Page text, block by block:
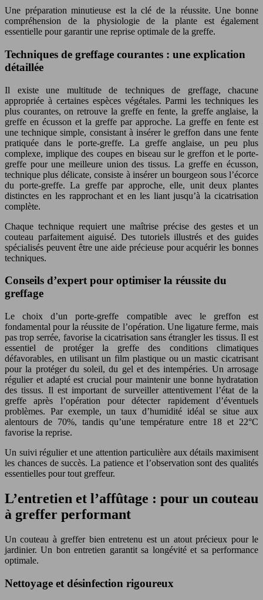
Une préparation minutieuse est la clé de la réussite. Une bonne
compréhension de la physiologie de la plante est également
essentielle pour garantir une reprise optimale de la greffe.
Techniques de greffage courantes : une explication
détaillée
Il existe une multitude de techniques de greffage, chacune
appropriée à certaines espèces végétales. Parmi les techniques les
plus courantes, on retrouve la greffe en fente, la greffe anglaise, la
greffe en écusson et la greffe par approche. La greffe en fente est
une technique simple, consistant à insérer le greffon dans une fente
pratiquée dans le porte-greffe. La greffe anglaise, un peu plus
complexe, implique des coupes en biseau sur le greffon et le porte-
greffe pour une meilleure union des tissus. La greffe en écusson,
technique plus délicate, consiste à insérer un bourgeon sous l’écorce
du porte-greffe. La greffe par approche, elle, unit deux plantes
distinctes en les rapprochant et en les liant jusqu’à la cicatrisation
complète.
Chaque technique requiert une maîtrise précise des gestes et un
couteau parfaitement aiguisé. Des tutoriels illustrés et des guides
spécialisés peuvent être une aide précieuse pour acquérir les bonnes
techniques.
Conseils d’expert pour optimiser la réussite du
greffage
Le choix d’un porte-greffe compatible avec le greffon est
fondamental pour la réussite de l’opération. Une ligature ferme, mais
pas trop serrée, favorise la cicatrisation sans étrangler les tissus. Il est
essentiel de protéger la greffe des conditions climatiques
défavorables, en utilisant un film plastique ou un mastic cicatrisant
pour la protéger du soleil, du gel et des intempéries. Un arrosage
régulier et adapté est crucial pour maintenir une bonne hydratation
des tissus. Il est important de surveiller attentivement l’état de la
greffe après l’opération pour détecter rapidement d’éventuels
problèmes. Par exemple, un taux d’humidité idéal se situe aux
alentours de 70%, tandis qu’une température entre 18 et 22°C
favorise la reprise.
Un suivi régulier et une attention particulière aux détails maximisent
les chances de succès. La patience et l’observation sont des qualités
essentielles pour tout greffeur.
L’entretien et l’affûtage : pour un couteau
à greffer performant
Un couteau à greffer bien entretenu est un atout précieux pour le
jardinier. Un bon entretien garantit sa longévité et sa performance
optimale.
Nettoyage et désinfection rigoureux